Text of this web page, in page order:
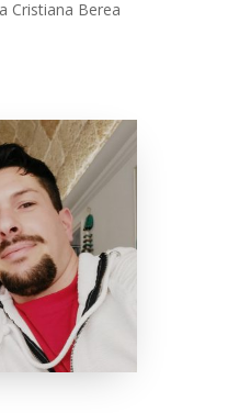
Cristiana Berea